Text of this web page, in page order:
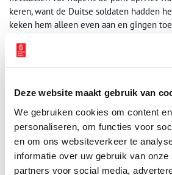
Deze website maakt gebruik van
We gebruiken cookies om content
personaliseren, om functies voor
en om ons websiteverkeer te
informatie over uw gebruik van onze
partners voor social media,
keren, want de Duitse soldaten hadden
keken hem alleen even aan en gingen
Sabotages en de gevolgen
Sommige sabotage-acties die Brasser uit
zijn mensen bijvoorbeeld een
spoorbruggetje in Sint Pancras, op de lijn
represaille halen de Duitsers twintig
in Amsterdam, Haarlem en Haarlem.
uit een katholiek internaat die